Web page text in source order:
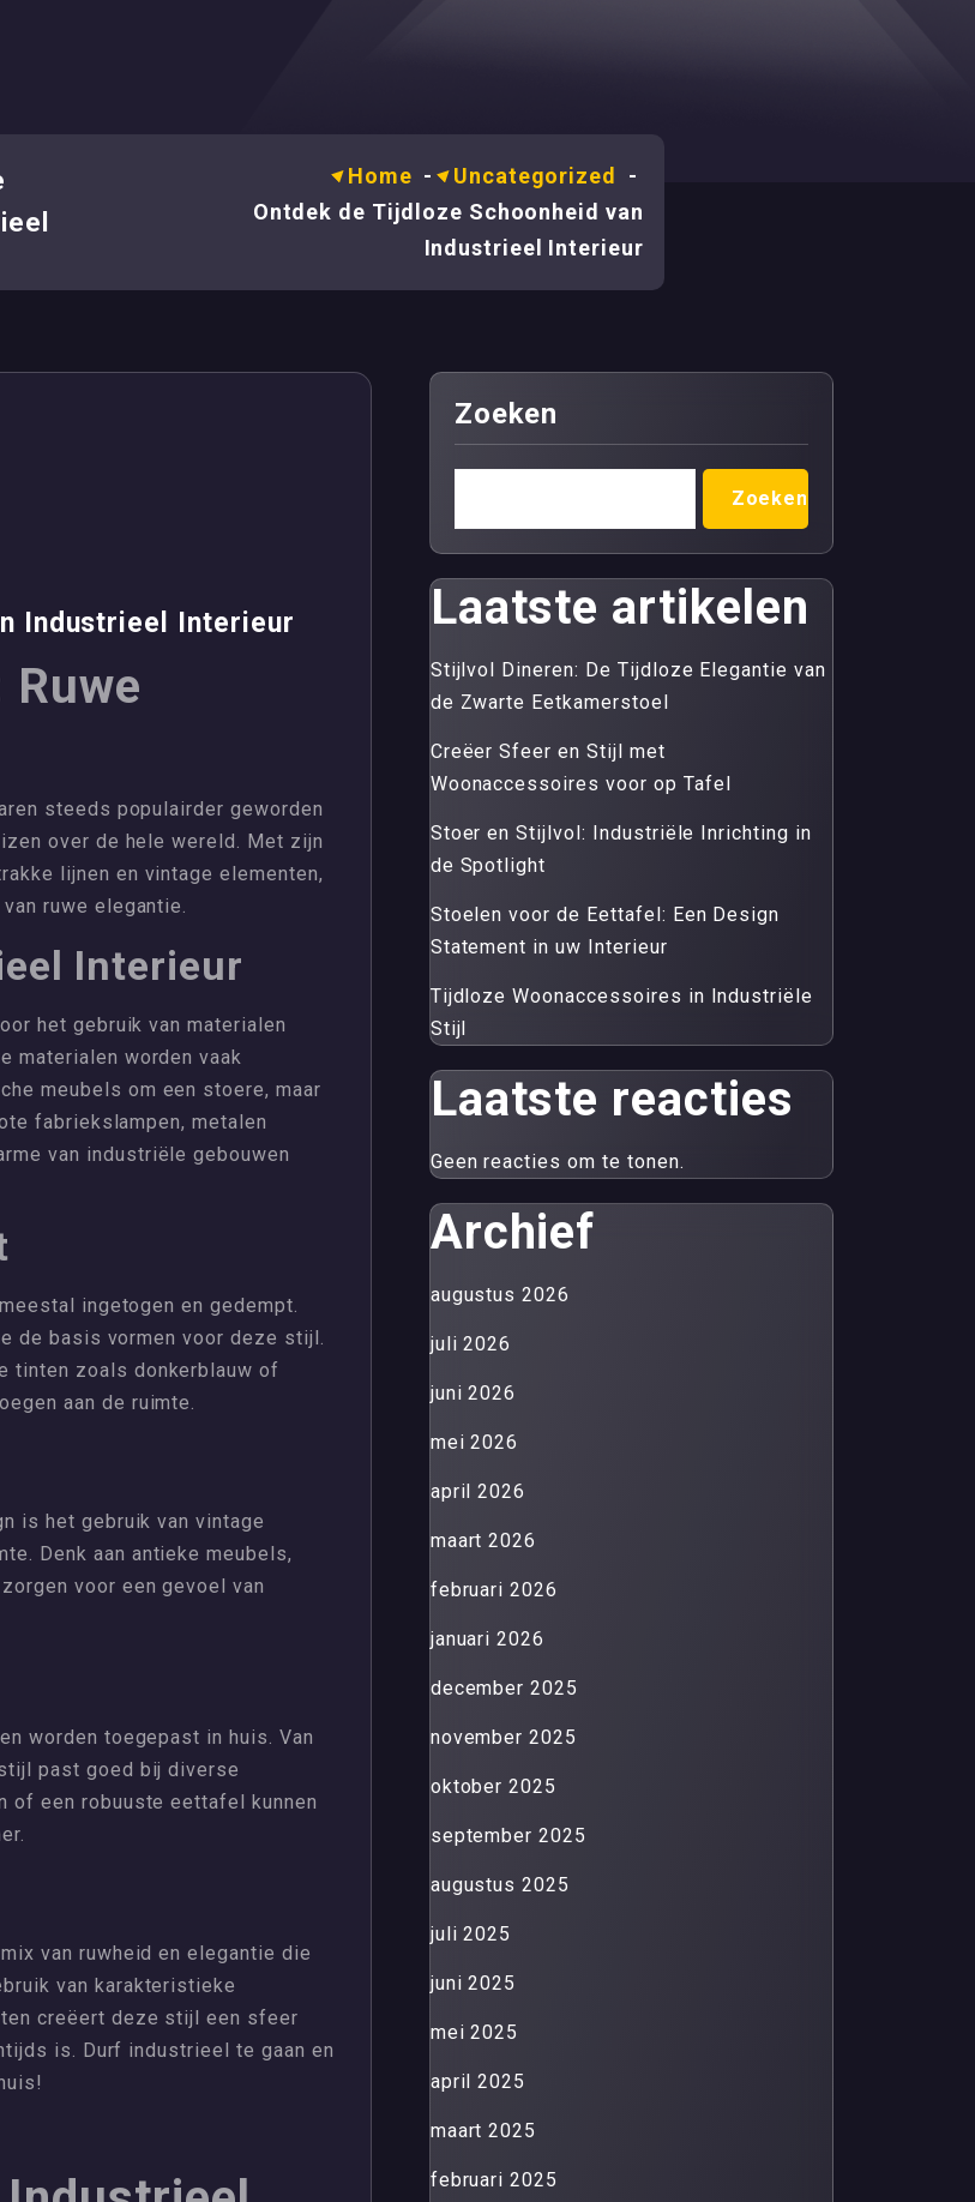
Home - Uncategorized
-
Ontdek de Tijdloze Schoonheid van
Industrieel Interieur
Industrieel Interieur
steeds populairder geworden
over de hele wereld. Met zijn
lijnen en vintage elementen,
ruwe elegantie.
Interieur
het gebruik van materialen
materialen worden vaak
meubels om een stoere, maar
fabriekslampen, metalen
van industriële gebouwen
ingetogen en gedempt.
de basis vormen voor deze stijl.
tinten zoals donkerblauw of
aan de ruimte.
is het gebruik van vintage
Denk aan antieke meubels,
voor een gevoel van
worden toegepast in huis. Van
past goed bij diverse
of een robuuste eettafel kunnen
van ruwheid en elegantie die
van karakteristieke
creëert deze stijl een sfeer
is. Durf industrieel te gaan en
Zoeken
Zoeken
Laatste artikelen
Stijlvol Dineren: De Tijdloze Elegantie van
de Zwarte Eetkamerstoel
Creëer Sfeer en Stijl met
Woonaccessoires voor op Tafel
Stoer en Stijlvol: Industriële Inrichting in
de Spotlight
Stoelen voor de Eettafel: Een Design
Statement in uw Interieur
Tijdloze Woonaccessoires in Industriële
Stijl
Laatste reacties
Geen reacties om te tonen.
Archief
augustus 2026
juli 2026
juni 2026
mei 2026
april 2026
maart 2026
februari 2026
januari 2026
december 2025
november 2025
oktober 2025
september 2025
augustus 2025
juli 2025
juni 2025
mei 2025
april 2025
maart 2025
februari 2025